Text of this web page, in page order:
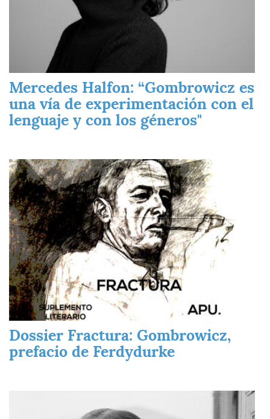
Mercedes Halfon: “Gombrowicz es
una vía de experimentación con el
lenguaje y con los géneros"
Imagen
Dossier Fractura: Gombrowicz,
prefacio de Ferdydurke